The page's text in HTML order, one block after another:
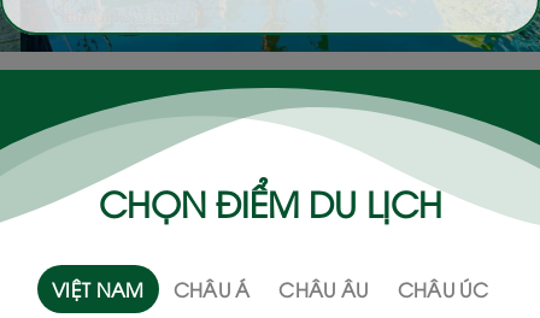
CHỌN ĐIỂM DU LỊCH
VIỆT NAM CHÂU Á CHÂU ÂU
CHÂU ÚC